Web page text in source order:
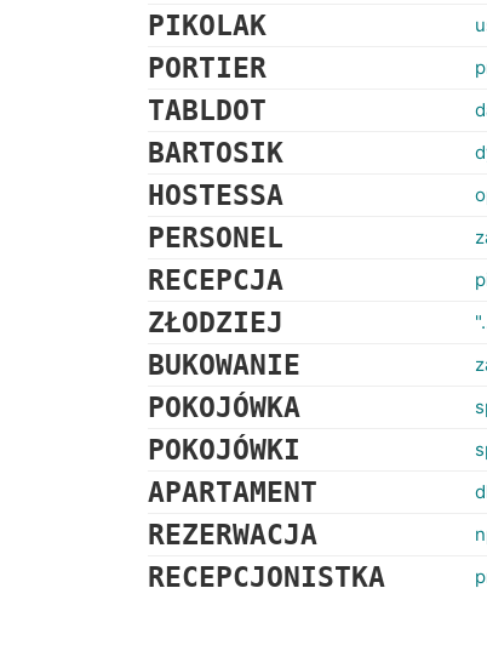
PIKOLAK
PORTIER
TABLDOT
BARTOSIK
HOSTESSA
PERSONEL
RECEPCJA
ZŁODZIEJ
BUKOWANIE
POKOJÓWKA
POKOJÓWKI
APARTAMENT
REZERWACJA
RECEPCJONISTKA